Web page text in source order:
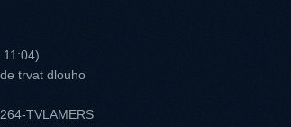
11:04)
trvat dlouho
TVLAMERS